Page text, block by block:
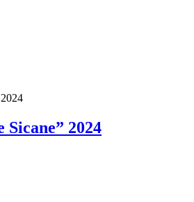
2024